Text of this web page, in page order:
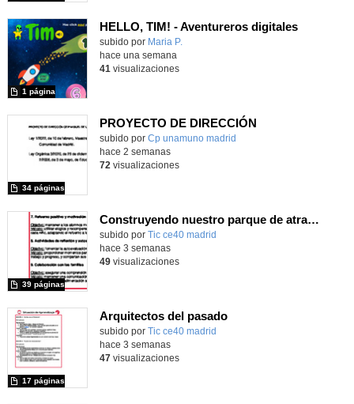
HELLO, TIM! - Aventureros digitales
Contenido educativo.
subido por Maria P.
1 página
hace una semana
41 visualizaciones
PROYECTO DE DIRECCIÓN
Contenido educativo.
subido por Cp unamuno madrid
34 páginas
hace 2 semanas
72 visualizaciones
Construyendo nuestro parque de atracciones
subido por Tic ce40 madrid
39 páginas
hace 3 semanas
49visualizaciones
Arquitectos del pasado
subido por Tic ce40 madrid
17 páginas
hace 3 semanas
47visualizaciones